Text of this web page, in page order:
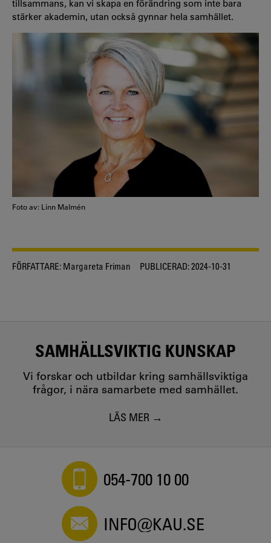
tillsammans, kan vi skapa en förändring som inte bara
stärker akademin, utan också gynnar hela samhället.
Foto av: Linn Malmén
FÖRFATTARE: Margareta Friman PUBLICERAD:2024-10-31
SAMHÄLLSVIKTIG KUNSKAP
Vi forskar och utbildar kring samhällsviktiga
frågor, i nära samarbete med samhället.
LÄS MER
054-700 10 00
INFO@KAU.SE